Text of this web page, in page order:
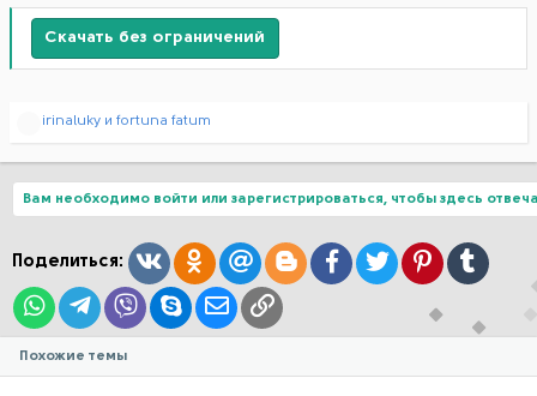
Скачать без ограничений
Р
ц
и
:
irinaluky и fortuna fatum
Вам необходимо войти или зарегистрироваться, чтобы здесь
Поделиться: ВконтактеОдноклассники
Mail.ruBloggerFacebook
TwitterPinterestTumblr
WhatsAppTelegram
ViberSkypeЭлектронная почта
Ссылка
Похожие темы